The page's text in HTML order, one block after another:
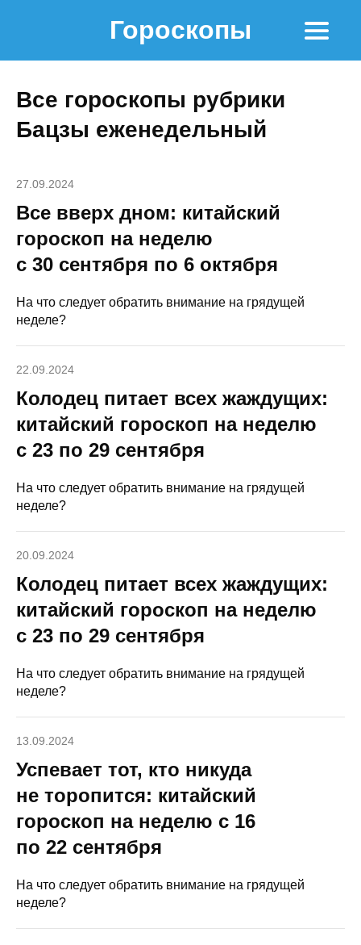
Гороскопы
Все гороскопы рубрики
Бацзы еженедельный
27.09.2024
Все вверх дном: китайский
гороскоп на неделю
с 30 сентября по 6 октября
На что следует обратить внимание на грядущей
неделе?
22.09.2024
Колодец питает всех жаждущих:
китайский гороскоп на неделю
с 23 по 29 сентября
На что следует обратить внимание на грядущей
неделе?
20.09.2024
Колодец питает всех жаждущих:
китайский гороскоп на неделю
с 23 по 29 сентября
На что следует обратить внимание на грядущей
неделе?
13.09.2024
Успевает тот, кто никуда
не торопится: китайский
гороскоп на неделю с 16
по 22 сентября
На что следует обратить внимание на грядущей
неделе?